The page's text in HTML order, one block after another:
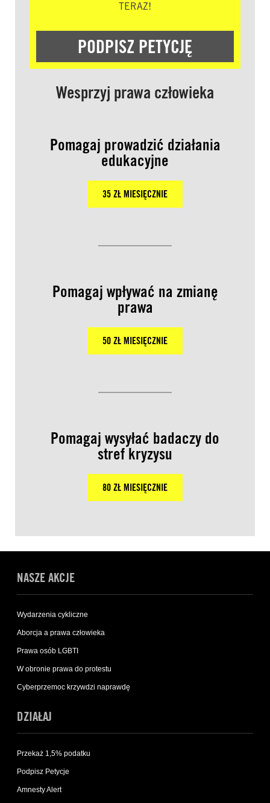
TERAZ!
PODPISZ PETYCJĘ
Wesprzyj prawa człowieka
Pomagaj prowadzić działania
edukacyjne
35 ZŁ MIESIĘCZNIE
Pomagaj wpływać na zmianę
prawa
50 ZŁ MIESIĘCZNIE
Pomagaj wysyłać badaczy do
stref kryzysu
80 ZŁ MIESIĘCZNIE
NASZE AKCJE
Wydarzenia cykliczne
Aborcja a prawa człowieka
Prawa osób LGBTI
W obronie prawa do protestu
Cyberprzemoc krzywdzi naprawdę
DZIAŁAJ
Przekaż 1,5% podatku
Podpisz Petycje
Amnesty Alert